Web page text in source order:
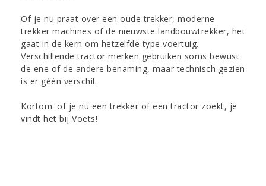
Of je nu praat over een oude trekker, moderne
trekker machines of de nieuwste landbouwtrekker, het
gaat in de kern om hetzelfde type voertuig.
Verschillende tractor merken gebruiken soms bewust
de ene of de andere benaming, maar technisch gezien
is er géén verschil.
Kortom: of je nu een trekker of een tractor zoekt, je
vindt het bij Voets!